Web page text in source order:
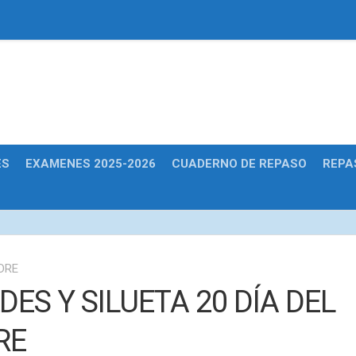
EXAMENES 2025-2026 CUADERNO DE REPASO
Y SILUETA 20 DÍA DEL